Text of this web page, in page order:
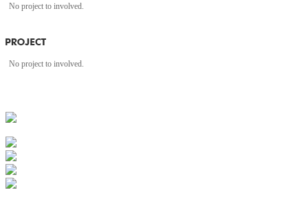
No project to involved.
No project to involved.